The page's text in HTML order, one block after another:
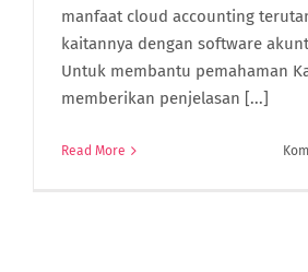
manfaat cloud accounting
kaitannya dengan software
Untuk membantu pemahaman
memberikan penjelasan [...]
Read More